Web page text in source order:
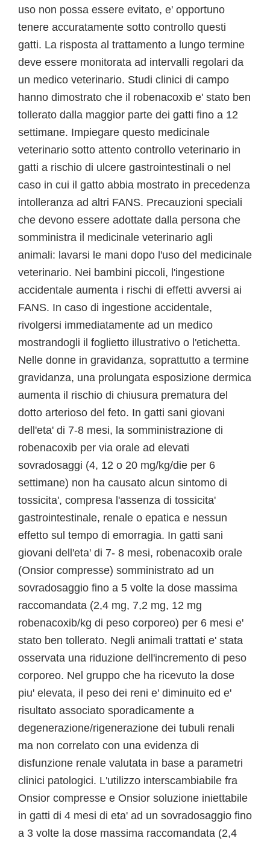
uso non possa essere evitato, e' opportuno
tenere accuratamente sotto controllo questi
gatti. La risposta al trattamento a lungo termine
deve essere monitorata ad intervalli regolari da
un medico veterinario. Studi clinici di campo
hanno dimostrato che il robenacoxib e' stato ben
tollerato dalla maggior parte dei gatti fino a 12
settimane. Impiegare questo medicinale
veterinario sotto attento controllo veterinario in
gatti a rischio di ulcere gastrointestinali o nel
caso in cui il gatto abbia mostrato in precedenza
intolleranza ad altri FANS. Precauzioni speciali
che devono essere adottate dalla persona che
somministra il medicinale veterinario agli
animali: lavarsi le mani dopo l'uso del medicinale
veterinario. Nei bambini piccoli, l'ingestione
accidentale aumenta i rischi di effetti avversi ai
FANS. In caso di ingestione accidentale,
rivolgersi immediatamente ad un medico
mostrandogli il foglietto illustrativo o l'etichetta.
Nelle donne in gravidanza, soprattutto a termine
gravidanza, una prolungata esposizione dermica
aumenta il rischio di chiusura prematura del
dotto arterioso del feto. In gatti sani giovani
dell'eta' di 7-8 mesi, la somministrazione di
robenacoxib per via orale ad elevati
sovradosaggi (4, 12 o 20 mg/kg/die per 6
settimane) non ha causato alcun sintomo di
tossicita', compresa l'assenza di tossicita'
gastrointestinale, renale o epatica e nessun
effetto sul tempo di emorragia. In gatti sani
giovani dell'eta' di 7- 8 mesi, robenacoxib orale
(Onsior compresse) somministrato ad un
sovradosaggio fino a 5 volte la dose massima
raccomandata (2,4 mg, 7,2 mg, 12 mg
robenacoxib/kg di peso corporeo) per 6 mesi e'
stato ben tollerato. Negli animali trattati e' stata
osservata una riduzione dell'incremento di peso
corporeo. Nel gruppo che ha ricevuto la dose
piu' elevata, il peso dei reni e' diminuito ed e'
risultato associato sporadicamente a
degenerazione/rigenerazione dei tubuli renali
ma non correlato con una evidenza di
disfunzione renale valutata in base a parametri
clinici patologici. L'utilizzo interscambiabile fra
Onsior compresse e Onsior soluzione iniettabile
in gatti di 4 mesi di eta' ad un sovradosaggio fino
a 3 volte la dose massima raccomandata (2,4